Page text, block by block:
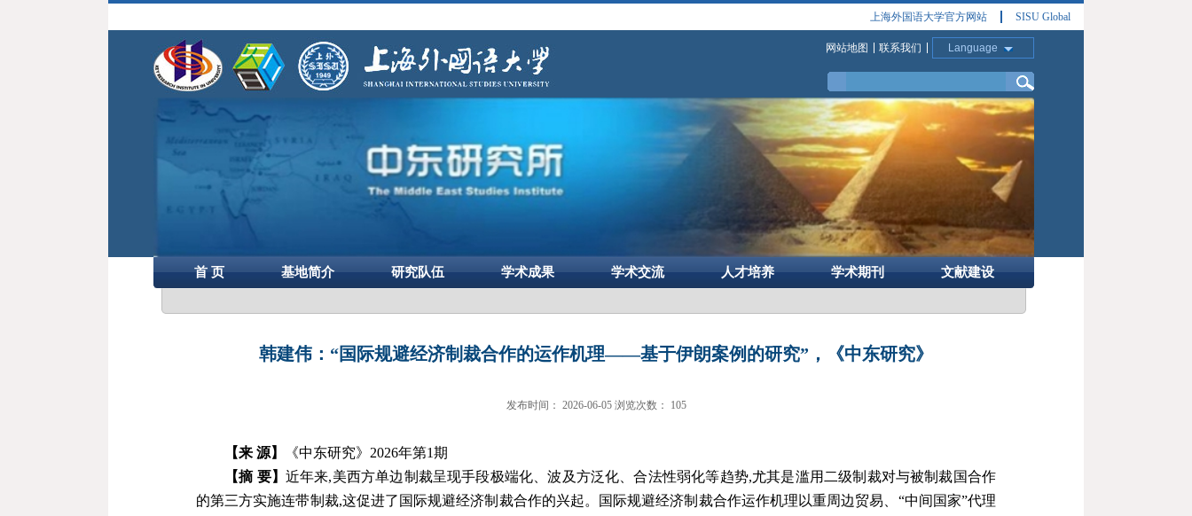
上海外国语大学官方网站 SISU Global
网站地图 联系我们 Language
首 页 基地简介 研究队伍 学术成果 学术交流 人才培养 学术期刊 文献建设
韩建伟：“国际规避经济制裁合作的运作机理——基于伊朗案例的研究”，《中东研究》
发布时间： 2026-06-05 浏览次数： 105
【来 源】
《中东研究》2026年第1期
【摘 要】 近年来,美西方单边制裁呈现手段极端化、波及方泛化、合法性弱化等趋势,尤其是滥用二级制裁对与被制裁国合作
的第三方实施连带制裁,这促进了国际规避经济制裁合作的兴起。国际规避经济制裁合作运作机理以重周边贸易、“中间国家”代理